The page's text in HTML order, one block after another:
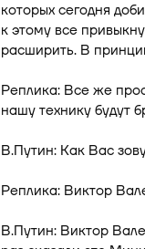
которых сегодня
к этому все
расширить. В
Реплика: Все же
нашу технику будут
В.Путин: Как Вас
Реплика: Виктор
В.Путин: Виктор